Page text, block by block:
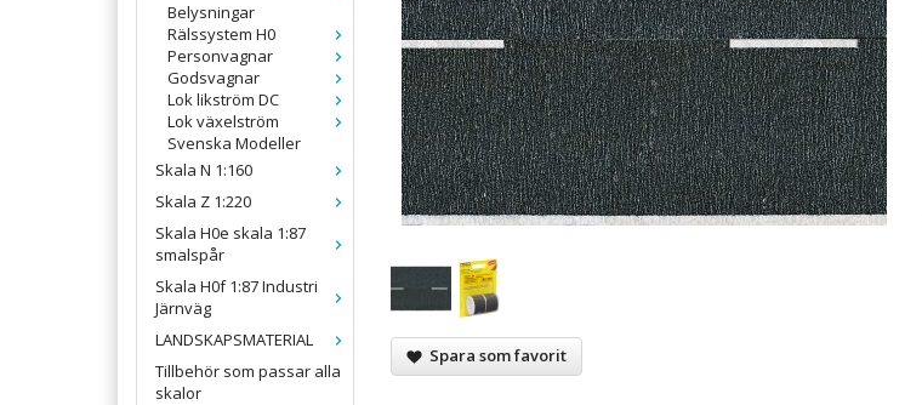
Belysningar
Rälssystem H0
Personvagnar
Godsvagnar
Lok likström DC
Lok växelström
Svenska Modeller
Skala N 1:160
Skala Z 1:220
Skala H0e skala 1:87
smalspår
Skala H0f 1:87 Industri
Järnväg
LANDSKAPSMATERIAL
Tillbehör som passar alla
skalor
Spara som favorit